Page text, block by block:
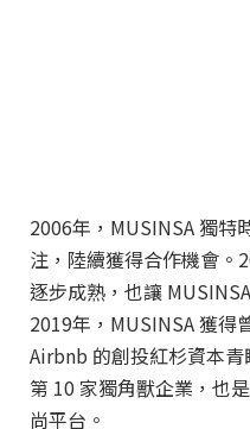
2006年，MUSINSA 獨特
注，陸續獲得合作機會。
逐步成熟，也讓
2019年，MUSINSA 獲
Airbnb 的創投紅杉資本
第 10 家獨角獸企業，也
尚平台。